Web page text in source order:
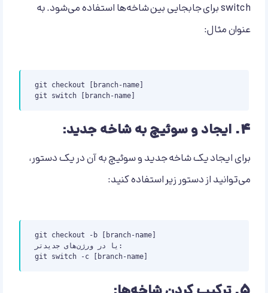
switch برای جابجایی بین شاخه‌ها استفاده می‌شود. به
عنوان مثال:
git checkout [branch-name]
git switch [branch-name]
۴. ایجاد و سوئیچ به شاخه جدید:
برای ایجاد یک شاخه جدید و سوئیچ به آن در یک دستور،
می‌توانید از دستور زیر استفاده کنید:
git checkout -b [branch-name]
یا در ورژن‌های جدیدتر:
git switch -c [branch-name]